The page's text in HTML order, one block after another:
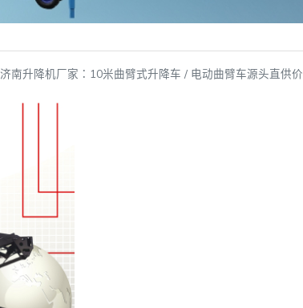
济南升降机厂家：10米曲臂式升降车 / 电动曲臂车源头直供价